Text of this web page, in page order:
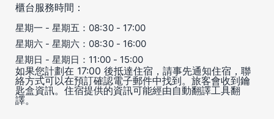
櫃台服務時間：
星期一 - 星期五：08:30 - 17:00
星期六 - 星期六：08:30 - 16:00
星期日 - 星期日：11:00 - 15:00
如果您計劃在 17:00 後抵達住宿，請事先通知住宿，聯
絡方式可以在預訂確認電子郵件中找到。旅客會收到鑰
匙盒資訊。住宿提供的資訊可能經由自動翻譯工具翻
譯。